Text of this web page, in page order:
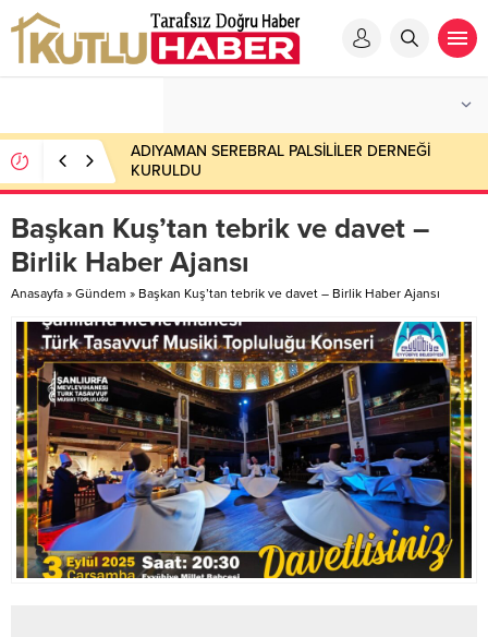
Bitlis Öğretmen Lisesi Mezunları Baskın Süt
Ürünleri Fabrikasını Ziyaret Etti
Başkan Kuş’tan tebrik ve davet –
Birlik Haber Ajansı
Anasayfa » Gündem » Başkan Kuş’tan tebrik ve davet – Birlik Haber Ajansı